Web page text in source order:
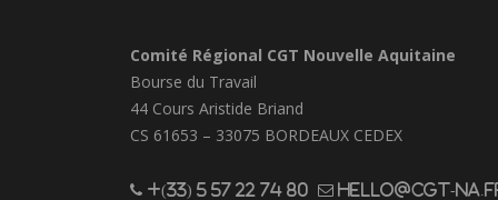
Comité Régional CGT Nouvelle Aquitaine
Bourse du Travail
44 Cours Aristide Briand
CS 61653 – 33075 BORDEAUX CEDEX
+(33) 5 57 22 74 80 hello@cgt-